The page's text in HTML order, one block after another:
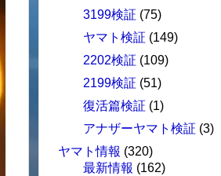
3199検証 (75)
ヤマト検証 (149)
2202検証 (109)
2199検証 (51)
復活篇検証 (1)
アナザーヤマト検証 (3)
ヤマト情報 (320)
最新情報 (162)